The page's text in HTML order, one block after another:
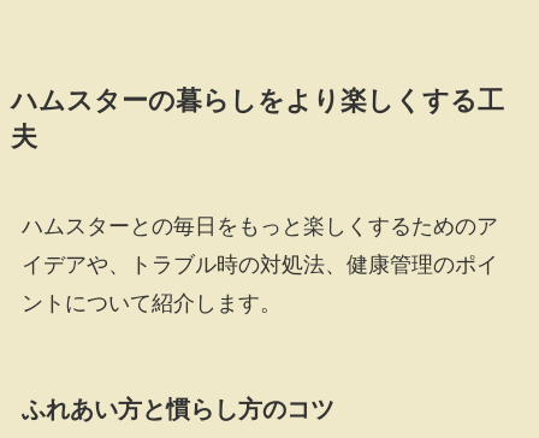
ハムスターの暮らしをより楽しくする工
夫
ハムスターとの毎日をもっと楽しくするためのア
イデアや、トラブル時の対処法、健康管理のポイ
ントについて紹介します。
ふれあい方と慣らし方のコツ